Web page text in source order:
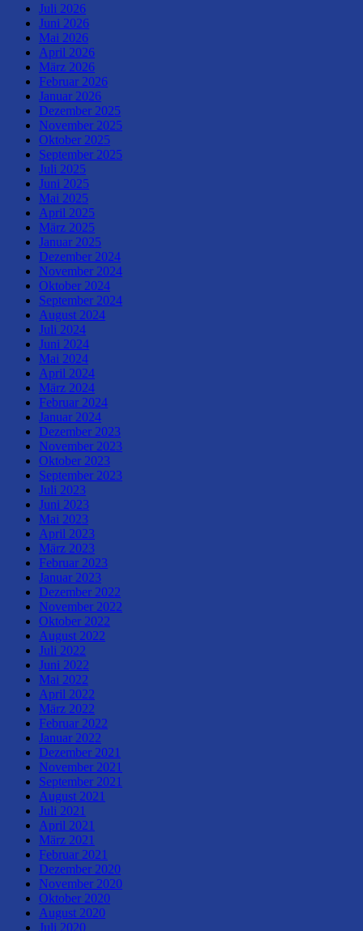
Juli 2026
Juni 2026
Mai 2026
April 2026
März 2026
Februar 2026
Januar 2026
Dezember 2025
November 2025
Oktober 2025
September 2025
Juli 2025
Juni 2025
Mai 2025
April 2025
März 2025
Januar 2025
Dezember 2024
November 2024
Oktober 2024
September 2024
August 2024
Juli 2024
Juni 2024
Mai 2024
April 2024
März 2024
Februar 2024
Januar 2024
Dezember 2023
November 2023
Oktober 2023
September 2023
Juli 2023
Juni 2023
Mai 2023
April 2023
März 2023
Februar 2023
Januar 2023
Dezember 2022
November 2022
Oktober 2022
August 2022
Juli 2022
Juni 2022
Mai 2022
April 2022
März 2022
Februar 2022
Januar 2022
Dezember 2021
November 2021
September 2021
August 2021
Juli 2021
April 2021
März 2021
Februar 2021
Dezember 2020
November 2020
Oktober 2020
August 2020
Juli 2020